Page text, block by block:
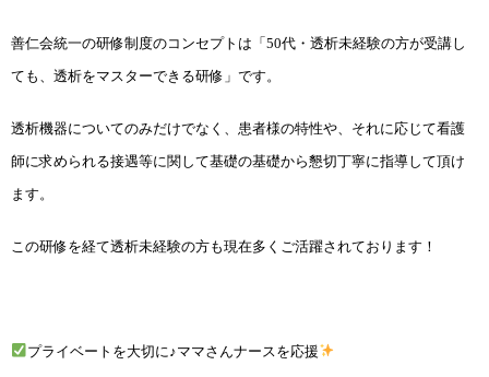
善仁会統一の研修制度のコンセプトは「50代・透析未経験の方が受講し
ても、透析をマスターできる研修」です。
透析機器についてのみだけでなく、患者様の特性や、それに応じて看護
師に求められる接遇等に関して基礎の基礎から懇切丁寧に指導して頂け
ます。
この研修を経て透析未経験の方も現在多くご活躍されております！
プライベートを大切に♪ママさんナースを応援